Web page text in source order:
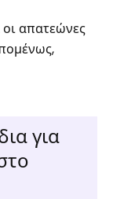
οι απατεώνες
για